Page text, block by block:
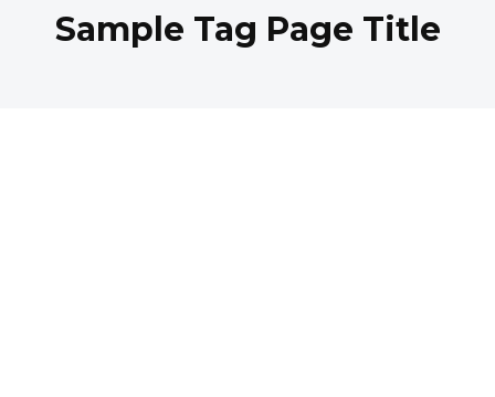
Sample Tag Page Title